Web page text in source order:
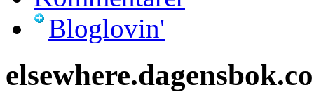
Bloglovin'